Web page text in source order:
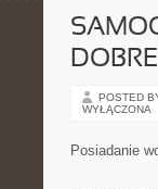
POSTED
WYŁĄCZONA
Posiadanie